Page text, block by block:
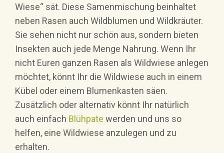
Wiese“ sät. Diese Samenmischung beinhaltet
neben Rasen auch Wildblumen und Wildkräuter.
Sie sehen nicht nur schön aus, sondern bieten
Insekten auch jede Menge Nahrung. Wenn Ihr
nicht Euren ganzen Rasen als Wildwiese anlegen
möchtet, könnt Ihr die Wildwiese auch in einem
Kübel oder einem Blumenkasten säen.
Zusätzlich oder alternativ könnt Ihr natürlich
auch einfach Blühpate werden und uns so
helfen, eine Wildwiese anzulegen und zu
erhalten.